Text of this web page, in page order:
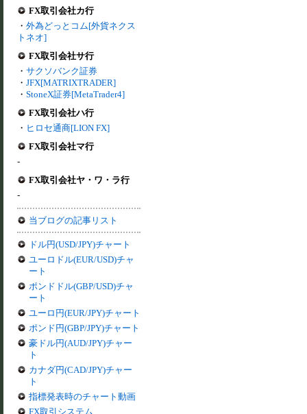
FX取引会社カ行
・ 外為どっとコム[外貨ネクス
トネオ]
FX取引会社サ行
・ サクソバンク証券
・ JFX[MATRIXTRADER]
・ StoneX証券[MetaTrader4]
FX取引会社ハ行
・ ヒロセ通商[LION FX]
FX取引会社マ行
-
FX取引会社ヤ・ワ・ラ行
-
当ブログの記事リスト
ドル円(USD/JPY)チャート
ユーロドル(EUR/USD)チャ
ート
ポンドドル(GBP/USD)チャ
ート
ユーロ円(EUR/JPY)チャート
ポンド円(GBP/JPY)チャート
豪ドル円(AUD/JPY)チャー
ト
カナダ円(CAD/JPY)チャー
ト
指標発表時のチャート動画
FX取引システム